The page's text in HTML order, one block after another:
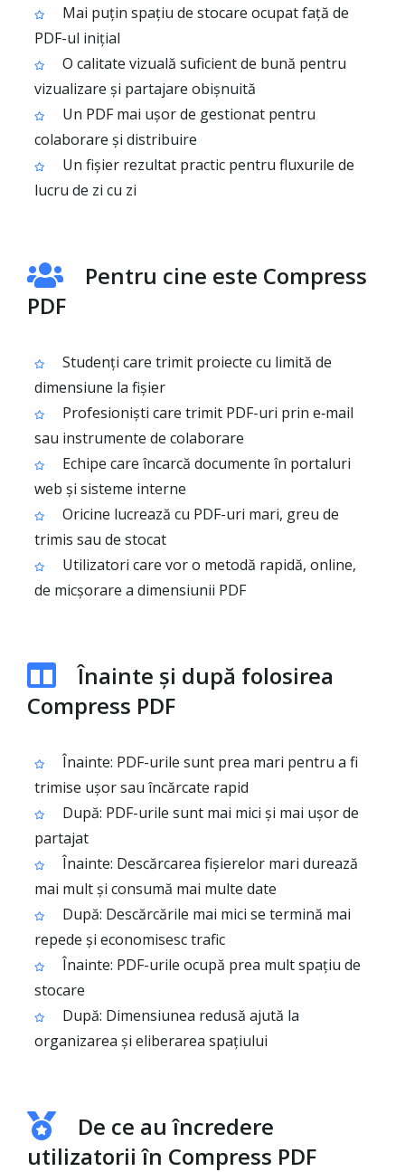
Mai puțin spațiu de stocare ocupat față de
PDF-ul inițial
O calitate vizuală suficient de bună pentru
vizualizare și partajare obișnuită
Un PDF mai ușor de gestionat pentru
colaborare și distribuire
Un fișier rezultat practic pentru fluxurile de
lucru de zi cu zi
Pentru cine este Compress
PDF
Studenți care trimit proiecte cu limită de
dimensiune la fișier
Profesioniști care trimit PDF-uri prin e‑mail
sau instrumente de colaborare
Echipe care încarcă documente în portaluri
web și sisteme interne
Oricine lucrează cu PDF-uri mari, greu de
trimis sau de stocat
Utilizatori care vor o metodă rapidă, online,
de micșorare a dimensiunii PDF
Înainte și după folosirea
Compress PDF
Înainte: PDF-urile sunt prea mari pentru a fi
trimise ușor sau încărcate rapid
După: PDF-urile sunt mai mici și mai ușor de
partajat
Înainte: Descărcarea fișierelor mari durează
mai mult și consumă mai multe date
După: Descărcările mai mici se termină mai
repede și economisesc trafic
Înainte: PDF-urile ocupă prea mult spațiu de
stocare
După: Dimensiunea redusă ajută la
organizarea și eliberarea spațiului
De ce au încredere
utilizatorii în Compress PDF